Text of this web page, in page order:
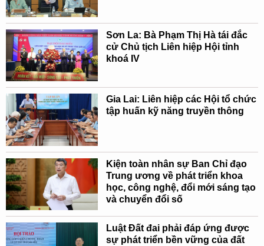
Sơn La: Bà Phạm Thị Hà tái đắc
cử Chủ tịch Liên hiệp Hội tỉnh
khoá IV
Gia Lai: Liên hiệp các Hội tổ chức
tập huấn kỹ năng truyền thông
Kiện toàn nhân sự Ban Chỉ đạo
Trung ương về phát triển khoa
học, công nghệ, đổi mới sáng tạo
và chuyển đổi số
Luật Đất đai phải đáp ứng được
sự phát triển bền vững của đất